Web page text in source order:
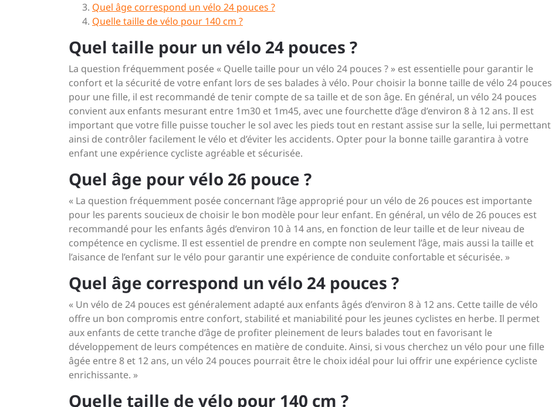
Quel âge correspond un vélo 24 pouces ?
Quelle taille de vélo pour 140 cm ?
Quel taille pour un vélo 24 pouces ?
La question fréquemment posée « Quelle taille pour un vélo 24 pouces ? » est essentielle pour garantir le
confort et la sécurité de votre enfant lors de ses balades à vélo. Pour choisir la bonne taille de vélo 24 pouces
pour une fille, il est recommandé de tenir compte de sa taille et de son âge. En général, un vélo 24 pouces
convient aux enfants mesurant entre 1m30 et 1m45, avec une fourchette d’âge d’environ 8 à 12 ans. Il est
important que votre fille puisse toucher le sol avec les pieds tout en restant assise sur la selle, lui permettant
ainsi de contrôler facilement le vélo et d’éviter les accidents. Opter pour la bonne taille garantira à votre
enfant une expérience cycliste agréable et sécurisée.
Quel âge pour vélo 26 pouce ?
« La question fréquemment posée concernant l’âge approprié pour un vélo de 26 pouces est importante
pour les parents soucieux de choisir le bon modèle pour leur enfant. En général, un vélo de 26 pouces est
recommandé pour les enfants âgés d’environ 10 à 14 ans, en fonction de leur taille et de leur niveau de
compétence en cyclisme. Il est essentiel de prendre en compte non seulement l’âge, mais aussi la taille et
l’aisance de l’enfant sur le vélo pour garantir une expérience de conduite confortable et sécurisée. »
Quel âge correspond un vélo 24 pouces ?
« Un vélo de 24 pouces est généralement adapté aux enfants âgés d’environ 8 à 12 ans. Cette taille de vélo
offre un bon compromis entre confort, stabilité et maniabilité pour les jeunes cyclistes en herbe. Il permet
aux enfants de cette tranche d’âge de profiter pleinement de leurs balades tout en favorisant le
développement de leurs compétences en matière de conduite. Ainsi, si vous cherchez un vélo pour une fille
âgée entre 8 et 12 ans, un vélo 24 pouces pourrait être le choix idéal pour lui offrir une expérience cycliste
enrichissante. »
Quelle taille de vélo pour 140 cm ?